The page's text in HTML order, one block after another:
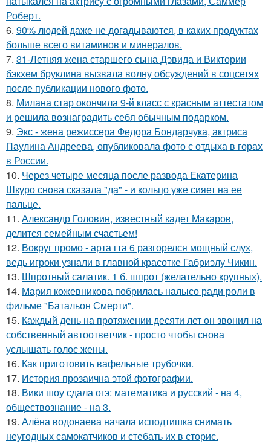
Роберт.
6. 90% людей даже не догадываются, в каких продуктах
больше всего витаминов и минералов.
7. 31-Летняя жена старшего сына Дэвида и Виктории
бэкхем бруклина вызвала волну обсуждений в соцсетях
после публикации нового фото.
8. Милана стар окончила 9-й класс с красным аттестатом
и решила вознаградить себя обычным подарком.
9. Экс - жена режиссера Федора Бондарчука, актриса
Паулина Андреева, опубликовала фото с отдыха в горах
в России.
10. Через четыре месяца после развода Екатерина
Шкуро снова сказала "да" - и кольцо уже сияет на ее
пальце.
11. Александр Головин, известный кадет Макаров,
делится семейным счастьем!
12. Вокруг промо - арта гта 6 разгорелся мощный слух,
ведь игроки узнали в главной красотке Габриэлу Чикин.
13. Шпротный салатик. 1 б. шпрот (желательно крупных).
14. Мария кожевникова побрилась налысо ради роли в
фильме "Батальон Смерти".
15. Каждый день на протяжении десяти лет он звонил на
собственный автоответчик - просто чтобы снова
услышать голос жены.
16. Как приготовить вафельные трубочки.
17. История прозаична этой фотографии.
18. Вики шоу сдала огэ: математика и русский - на 4,
обществознание - на 3.
19. Алёна водонаева начала исподтишка снимать
неугодных самокатчиков и стебать их в сторис.